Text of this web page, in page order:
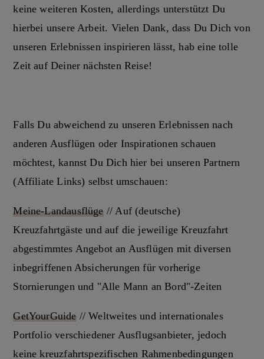
keine weiteren Kosten, allerdings unterstützt Du
hierbei unsere Arbeit. Vielen Dank, dass Du Dich von
unseren Erlebnissen inspirieren lässt, hab eine tolle
Zeit auf Deiner nächsten Reise!
Falls Du abweichend zu unseren Erlebnissen nach
anderen Ausflügen oder Inspirationen schauen
möchtest, kannst Du Dich hier bei unseren Partnern
(Affiliate Links) selbst umschauen:
Meine-Landausflüge // Auf (deutsche)
Kreuzfahrtgäste und auf die jeweilige Kreuzfahrt
abgestimmtes Angebot an Ausflügen mit diversen
inbegriffenen Absicherungen für vorherige
Stornierungen und "Alle Mann an Bord"-Zeiten
GetYourGuide // Weltweites und internationales
Portfolio verschiedener Ausflugsanbieter, jedoch
keine kreuzfahrtspezifischen Rahmenbedingungen